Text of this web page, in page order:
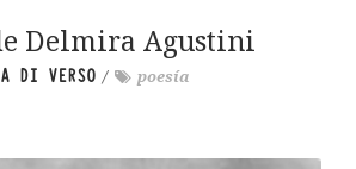
Delmira Agustini
DI VERSO / poesía